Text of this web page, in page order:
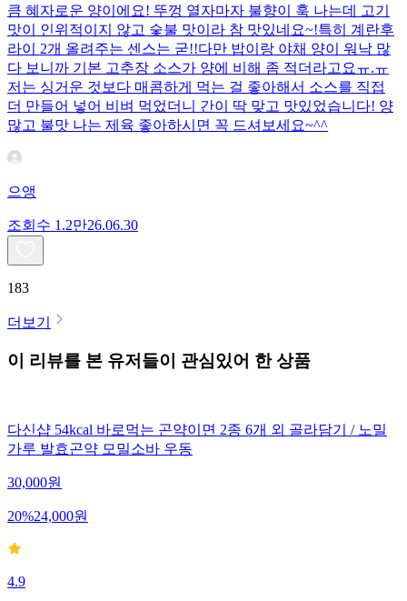
큼 혜자로운 양이에요! 뚜껑 열자마자 불향이 훅 나는데 고기
맛이 인위적이지 않고 숯불 맛이라 참 맛있네요~!특히 계란후
라이 2개 올려주는 센스는 굳!! ​다만 밥이랑 야채 양이 워낙 많
다 보니까 기본 고추장 소스가 양에 비해 좀 적더라고요ㅠ.ㅠ
저는 싱거운 것보다 매콤하게 먹는 걸 좋아해서 소스를 직접
더 만들어 넣어 비벼 먹었더니 간이 딱 맞고 맛있었습니다! 양
많고 불맛 나는 제육 좋아하시면 꼭 드셔보세요~^^
으앵
조회수 1.2만26.06.30
183
더보기
이 리뷰를 본 유저들이 관심있어 한 상품
다신샵 54kcal 바로먹는 곤약이면 2종 6개 외 골라담기 / 노밀
가루 발효곤약 모밀소바 우동
30,000원
20%24,000원
4.9